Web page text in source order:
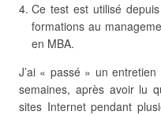
Ce test est utilisé
formations au
en MBA.
J’ai « passé » un
semaines, après avoir lu
sites Internet pendant